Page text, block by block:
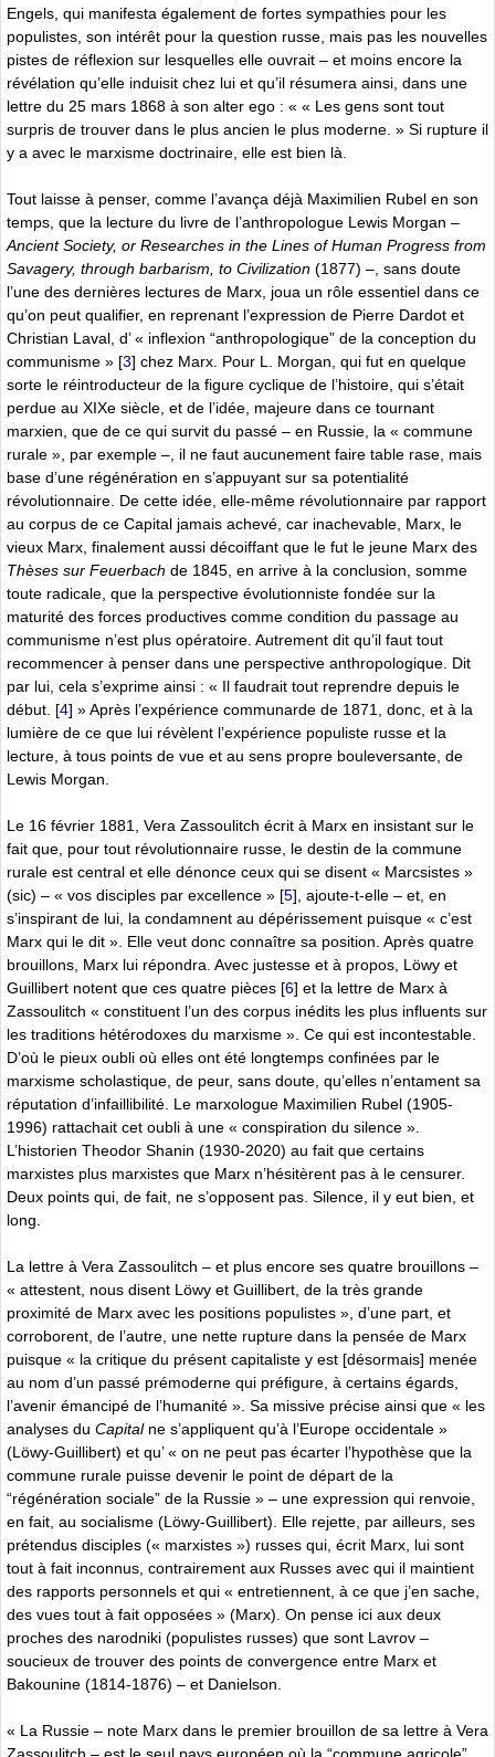
Engels, qui manifesta également de fortes sympathies pour les
populistes, son intérêt pour la question russe, mais pas les nouvelles
pistes de réflexion sur lesquelles elle ouvrait – et moins encore la
révélation qu’elle induisit chez lui et qu’il résumera ainsi, dans une
lettre du 25 mars 1868 à son alter ego : « « Les gens sont tout
surpris de trouver dans le plus ancien le plus moderne. » Si rupture il
y a avec le marxisme doctrinaire, elle est bien là.
Tout laisse à penser, comme l’avança déjà Maximilien Rubel en son
temps, que la lecture du livre de l’anthropologue Lewis Morgan –
Ancient Society, or Researches in the Lines of Human Progress from
Savagery, through barbarism, to Civilization (1877) –, sans doute
l’une des dernières lectures de Marx, joua un rôle essentiel dans ce
qu’on peut qualifier, en reprenant l’expression de Pierre Dardot et
Christian Laval, d’ « inflexion “anthropologique” de la conception du
communisme » [3] chez Marx. Pour L. Morgan, qui fut en quelque
sorte le réintroducteur de la figure cyclique de l’histoire, qui s’était
perdue au XIXe siècle, et de l’idée, majeure dans ce tournant
marxien, que de ce qui survit du passé – en Russie, la « commune
rurale », par exemple –, il ne faut aucunement faire table rase, mais
base d’une régénération en s’appuyant sur sa potentialité
révolutionnaire. De cette idée, elle-même révolutionnaire par rapport
au corpus de ce Capital jamais achevé, car inachevable, Marx, le
vieux Marx, finalement aussi décoiffant que le fut le jeune Marx des
Thèses sur Feuerbach de 1845, en arrive à la conclusion, somme
toute radicale, que la perspective évolutionniste fondée sur la
maturité des forces productives comme condition du passage au
communisme n’est plus opératoire. Autrement dit qu’il faut tout
recommencer à penser dans une perspective anthropologique. Dit
par lui, cela s’exprime ainsi : « Il faudrait tout reprendre depuis le
début. [4] » Après l’expérience communarde de 1871, donc, et à la
lumière de ce que lui révèlent l’expérience populiste russe et la
lecture, à tous points de vue et au sens propre bouleversante, de
Lewis Morgan.
Le 16 février 1881, Vera Zassoulitch écrit à Marx en insistant sur le
fait que, pour tout révolutionnaire russe, le destin de la commune
rurale est central et elle dénonce ceux qui se disent « Marcsistes »
(sic) – « vos disciples par excellence » [5] , ajoute-t-elle – et, en
s’inspirant de lui, la condamnent au dépérissement puisque « c’est
Marx qui le dit ». Elle veut donc connaître sa position. Après quatre
brouillons, Marx lui répondra. Avec justesse et à propos, Löwy et
Guillibert notent que ces quatre pièces [6] et la lettre de Marx à
Zassoulitch « constituent l’un des corpus inédits les plus influents sur
les traditions hétérodoxes du marxisme ». Ce qui est incontestable.
D’où le pieux oubli où elles ont été longtemps confinées par le
marxisme scholastique, de peur, sans doute, qu’elles n’entament sa
réputation d’infaillibilité. Le marxologue Maximilien Rubel (1905-
1996) rattachait cet oubli à une « conspiration du silence ».
L’historien Theodor Shanin (1930-2020) au fait que certains
marxistes plus marxistes que Marx n’hésitèrent pas à le censurer.
Deux points qui, de fait, ne s’opposent pas. Silence, il y eut bien, et
long.
La lettre à Vera Zassoulitch – et plus encore ses quatre brouillons –
« attestent, nous disent Löwy et Guillibert, de la très grande
proximité de Marx avec les positions populistes », d’une part, et
corroborent, de l’autre, une nette rupture dans la pensée de Marx
puisque « la critique du présent capitaliste y est [désormais] menée
au nom d’un passé prémoderne qui préfigure, à certains égards,
l’avenir émancipé de l’humanité ». Sa missive précise ainsi que « les
analyses du Capitalne s’appliquent qu’à l’Europe occidentale »
(Löwy-Guillibert) et qu’ « on ne peut pas écarter l’hypothèse que la
commune rurale puisse devenir le point de départ de la
“régénération sociale” de la Russie » – une expression qui renvoie,
en fait, au socialisme (Löwy-Guillibert). Elle rejette, par ailleurs, ses
prétendus disciples (« marxistes ») russes qui, écrit Marx, lui sont
tout à fait inconnus, contrairement aux Russes avec qui il maintient
des rapports personnels et qui « entretiennent, à ce que j’en sache,
des vues tout à fait opposées » (Marx). On pense ici aux deux
proches des narodniki (populistes russes) que sont Lavrov –
soucieux de trouver des points de convergence entre Marx et
Bakounine (1814-1876) – et Danielson.
« La Russie – note Marx dans le premier brouillon de sa lettre à Vera